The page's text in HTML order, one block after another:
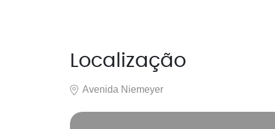
Localização
Avenida Niemeyer